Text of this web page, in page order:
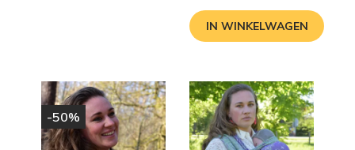
IN WINKELWAGEN
-50%